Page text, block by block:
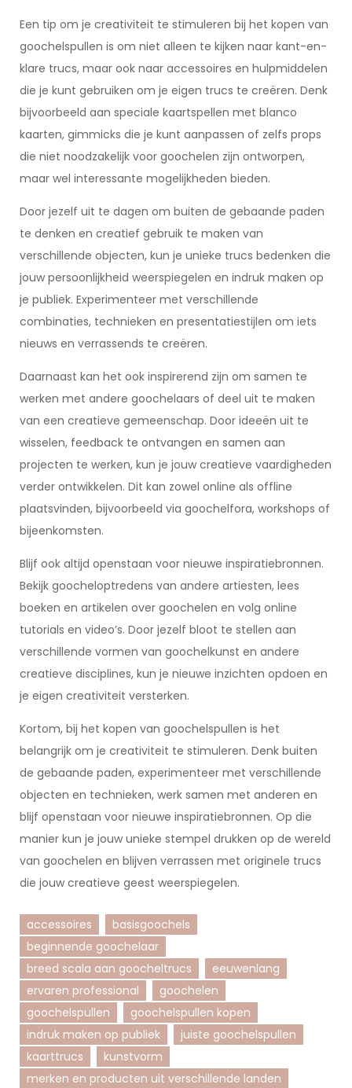
Een tip om je creativiteit te stimuleren bij het kopen van
goochelspullen is om niet alleen te kijken naar kant-en-
klare trucs, maar ook naar accessoires en hulpmiddelen
die je kunt gebruiken om je eigen trucs te creëren. Denk
bijvoorbeeld aan speciale kaartspellen met blanco
kaarten, gimmicks die je kunt aanpassen of zelfs props
die niet noodzakelijk voor goochelen zijn ontworpen,
maar wel interessante mogelijkheden bieden.
Door jezelf uit te dagen om buiten de gebaande paden
te denken en creatief gebruik te maken van
verschillende objecten, kun je unieke trucs bedenken die
jouw persoonlijkheid weerspiegelen en indruk maken op
je publiek. Experimenteer met verschillende
combinaties, technieken en presentatiestijlen om iets
nieuws en verrassends te creëren.
Daarnaast kan het ook inspirerend zijn om samen te
werken met andere goochelaars of deel uit te maken
van een creatieve gemeenschap. Door ideeën uit te
wisselen, feedback te ontvangen en samen aan
projecten te werken, kun je jouw creatieve vaardigheden
verder ontwikkelen. Dit kan zowel online als offline
plaatsvinden, bijvoorbeeld via goochelfora, workshops of
bijeenkomsten.
Blijf ook altijd openstaan voor nieuwe inspiratiebronnen.
Bekijk goocheloptredens van andere artiesten, lees
boeken en artikelen over goochelen en volg online
tutorials en video’s. Door jezelf bloot te stellen aan
verschillende vormen van goochelkunst en andere
creatieve disciplines, kun je nieuwe inzichten opdoen en
je eigen creativiteit versterken.
Kortom, bij het kopen van goochelspullen is het
belangrijk om je creativiteit te stimuleren. Denk buiten
de gebaande paden, experimenteer met verschillende
objecten en technieken, werk samen met anderen en
blijf openstaan voor nieuwe inspiratiebronnen. Op die
manier kun je jouw unieke stempel drukken op de wereld
van goochelen en blijven verrassen met originele trucs
die jouw creatieve geest weerspiegelen.
accessoires
basisgoochels
beginnende goochelaar
breed scala aan goocheltrucs
eeuwenlang
ervaren professional
goochelen
goochelspullen
goochelspullen kopen
indruk maken op publiek
juiste goochelspullen
kaarttrucs
kunstvorm
merken en producten uit verschillende landen